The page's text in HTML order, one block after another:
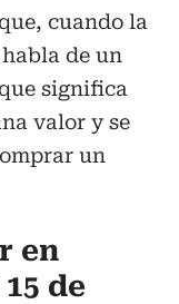
cuando la
de un
significa
valor y se
un
en
de